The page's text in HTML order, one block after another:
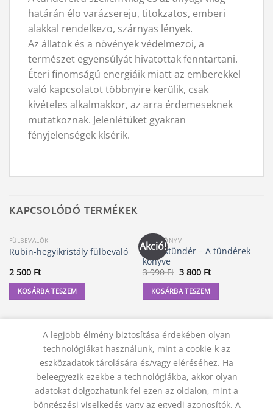
határán élo varázsereju, titokzatos, emberi
alakkal rendelkezo, szárnyas lények.
Az állatok és a növények védelmezoi, a
természet egyensúlyát hivatottak fenntartani.
Éteri finomságú energiáik miatt az emberekkel
való kapcsolatot többnyire kerülik, csak
kivételes alkalmakkor, az arra érdemeseknek
mutatkoznak. Jelenlétüket gyakran
fényjelenségek kísérik.
KAPCSOLÓDÓ TERMÉKEK
FÜLBEVALÓK
Rubin-hegyikristály fülbevaló
2 500 Ft
KOSÁRBA TESZEM
Akció!
MESEKÖNYV
A titoktündér – A tündérek
könyve
3 990Ft Original
was:
3
990 Ft.
3 800 FtCurrent
is:
3
800 Ft.
KOSÁRBA TESZEM
A legjobb élmény biztosítása érdekében olyan
technológiákat használunk, mint a cookie-k az
eszközadatok tárolására és/vagy eléréséhez. Ha
beleegyezik ezekbe a technológiákba, akkor olyan
adatokat dolgozhatunk fel ezen az oldalon, mint a
böngészési viselkedés vagy az egyedi azonosítók. A